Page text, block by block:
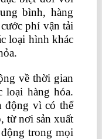
bình, hàng
phí vận tải
loại hình khác
về thời gian
loại hàng hóa.
động vì có thể
từ nơi sản xuất
trong mọi